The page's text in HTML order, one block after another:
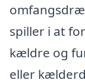
spiller i at
kældre og
eller